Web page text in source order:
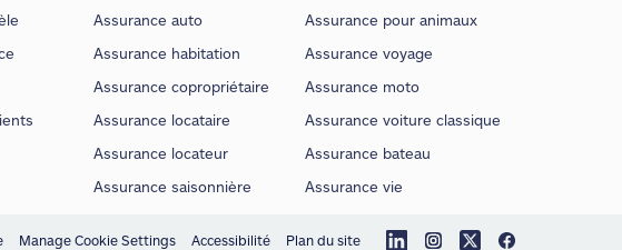
Assurance auto
Assurance habitation
Assurance copropriétaire
Assurance locataire
Assurance locateur
Assurance saisonnière
Assurance pour animaux
Assurance voyage
Assurance moto
Assurance voiture classique
Assurance bateau
Assurance vie
Manage Cookie Settings Accessibilité Plan du site